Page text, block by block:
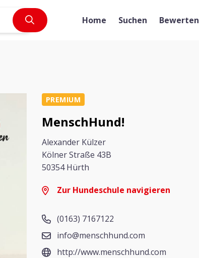
Home Suchen Bewerten
PREMIUM
MenschHund!
Alexander Külzer
Kölner Straße 43B
50354 Hürth
Zur Hundeschule navigieren
(0163) 7167122
info@menschhund.com
http://www.menschhund.com